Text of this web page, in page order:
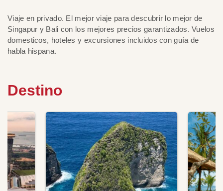
Viaje en privado. El mejor viaje para descubrir lo mejor de
Singapur y Bali con los mejores precios garantizados. Vuelos
domesticos, hoteles y excursiones incluidos con guía de
habla hispana.
Destino